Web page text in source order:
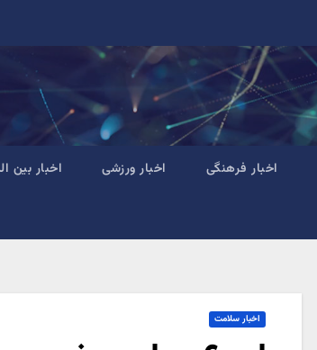
اخبار فرهنگی اخبار ورزشی اخبار بین
اخبار سلامت